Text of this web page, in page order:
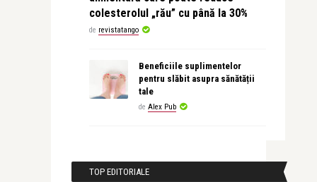
colesterolul „rău” cu până la 30%
de revistatango
Beneficiile suplimentelor
pentru slăbit asupra sănătății
tale
de Alex Pub
TOP EDITORIALE